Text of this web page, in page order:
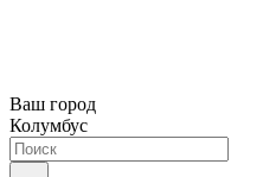
Ваш город
Колумбус